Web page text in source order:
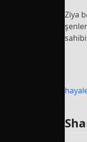
Ziya